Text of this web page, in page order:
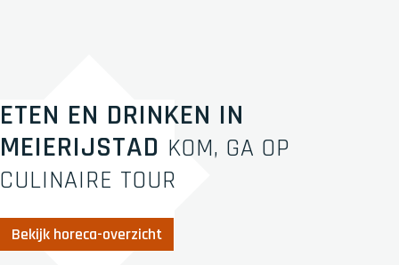
ETEN EN DRINKEN IN
MEIERIJSTAD KOM, GA OP
CULINAIRE TOUR
Bekijk horeca-overzicht